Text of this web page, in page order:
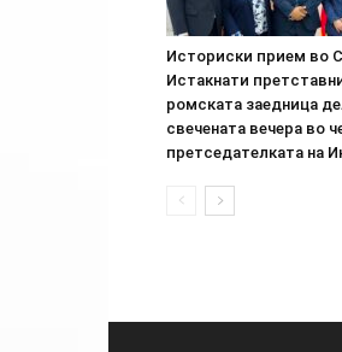
Историски прием во
Истакнати
ромската заедница
свечената вечера во
претседателката на